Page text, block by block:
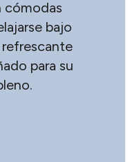
cómodas
bajo
para su